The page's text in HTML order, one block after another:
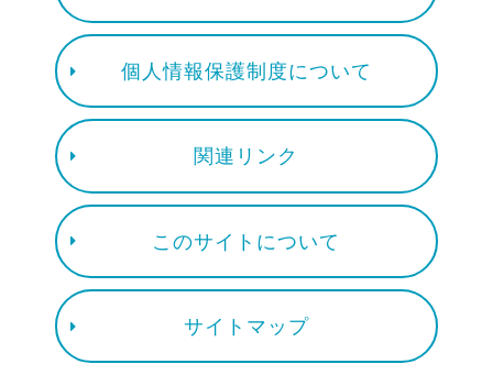
個人情報保護制度について
関連リンク
このサイトについて
サイトマップ